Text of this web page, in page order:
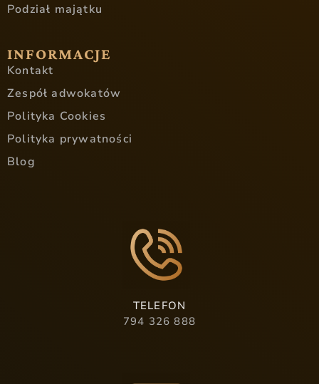
Podział majątku
INFORMACJE
Kontakt
Zespół adwokatów
Polityka Cookies
Polityka prywatności
Blog
TELEFON
794 326 888